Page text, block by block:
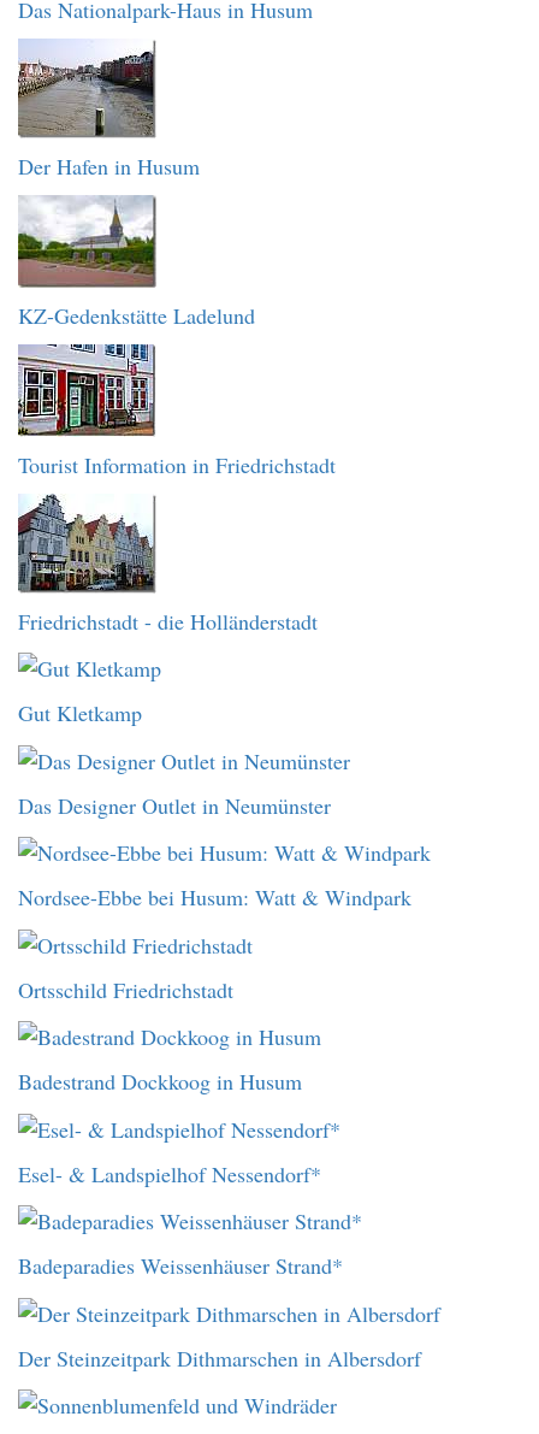
Das Nationalpark-Haus in Husum
Der Hafen in Husum
KZ-Gedenkstätte Ladelund
Tourist Information in Friedrichstadt
Friedrichstadt - die Holländerstadt
Gut Kletkamp
Das Designer Outlet in Neumünster
Nordsee-Ebbe bei Husum: Watt & Windpark
Ortsschild Friedrichstadt
Badestrand Dockkoog in Husum
Esel- & Landspielhof Nessendorf*
Badeparadies Weissenhäuser Strand*
Der Steinzeitpark Dithmarschen in Albersdorf